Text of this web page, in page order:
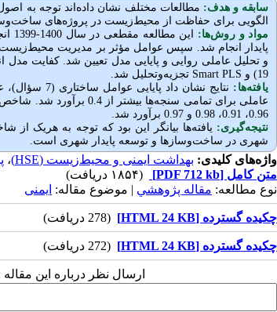
سابقه و هدف: مطالعات مختلف نشان داده‌اند توجه به
الگویی برای حفاظت از محیط‌زیست در پروژه‌های
مواد و روش‌‌ها:
پایدار انجام شد. سپس عوامل مؤثر بر مدیریت
و تحلیل عاملی روایی و پایایی مدل تعیین شد. کفایت مدل
19) و
Smart PLS تجزیه‌وتحلیل شد.
یافته‌ها:
عاملی برای تمامی سنجه‌ها بیشتر از 0.4 برآورد شد. شاخص‌های نیکویی برازش این مدل شامل
0.96، 0.91، 0.98 و 0.97 برآورد شد.
نتیجه‌گیری: یافته‌ها بیانگر این بود که توجه به هریک از شاخص‌های 27گانه
شهری در ساخت‌وسازها و توسعه پایدار شهری است.
واژه‌های کلیدی: بهداشت ایمنی و محیط‌زیست (HSE) ،
متن کامل [PDF 712 kb]
(۱۸۵۴ دریافت)
نوع مطالعه: مقاله پژوهشي | موضوع مقاله: ایمنی
چکیده گسترده [HTML 24 KB] (278 دریافت)
چکیده گسترده [HTML 24 KB] (272 دریافت)
ارسال نظر درباره این